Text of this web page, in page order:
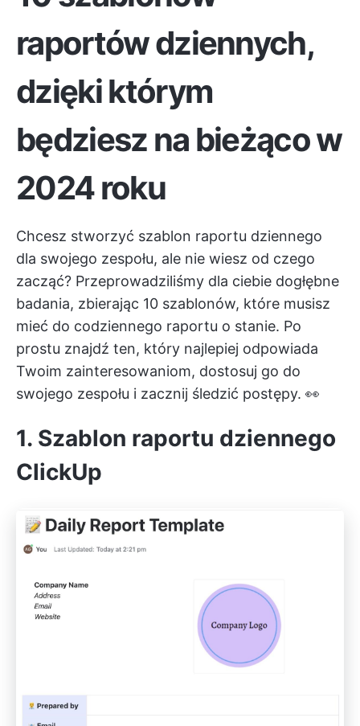
raportów dziennych,
dzięki którym
będziesz na bieżąco w
2024 roku
Chcesz stworzyć szablon raportu dziennego
dla swojego zespołu, ale nie wiesz od czego
zacząć? Przeprowadziliśmy dla ciebie dogłębne
badania, zbierając 10 szablonów, które musisz
mieć do codziennego raportu o stanie. Po
prostu znajdź ten, który najlepiej odpowiada
Twoim zainteresowaniom, dostosuj go do
swojego zespołu i zacznij śledzić postępy. 👀
1. Szablon raportu dziennego
ClickUp